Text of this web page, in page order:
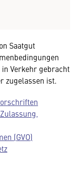
Saatgut
Verkehr gebracht
zugelassen ist.
(GVO)